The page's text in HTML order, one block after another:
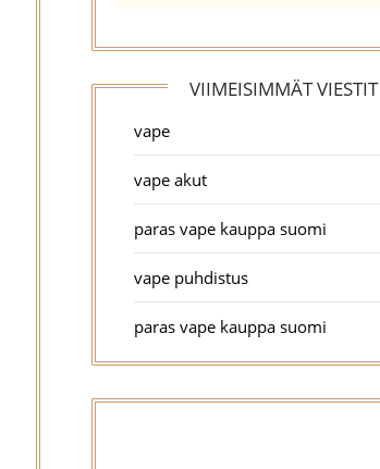
VIIMEISIMMÄT VIESTIT
vape
vape akut
paras vape kauppa suomi
vape puhdistus
paras vape kauppa suomi